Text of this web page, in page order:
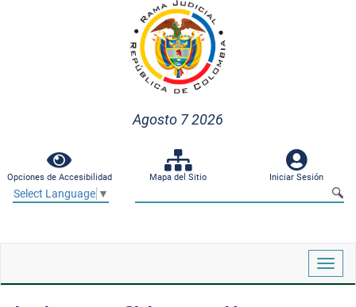
Agosto 7 2026
Opciones de Accesibilidad Mapa del Sitio Iniciar Sesión
Select Language ▼